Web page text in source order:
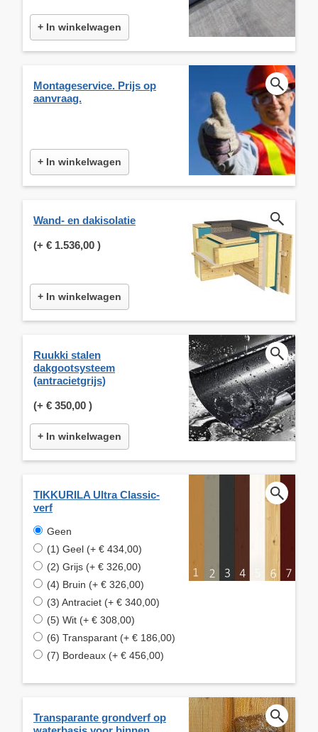
+ In winkelwagen
Montageservice. Prijs op
aanvraag.
+ In winkelwagen
Wand- en dakisolatie
(+ € 1.536,00 )
+ In winkelwagen
Ruukki stalen
dakgootsysteem
(antracietgrijs)
(+ € 350,00 )
+ In winkelwagen
TIKKURILA Ultra Classic-
verf
Geen
(1) Geel (+ € 434,00)
(2) Grijs (+ € 326,00)
(4) Bruin (+ € 326,00)
(3) Antraciet (+ € 340,00)
(5) Wit (+ € 308,00)
(6) Transparant (+ € 186,00)
(7) Bordeaux (+ € 456,00)
Transparante grondverf op